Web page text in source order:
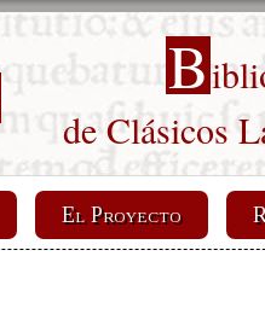
B
de Clásicos
El Proyecto